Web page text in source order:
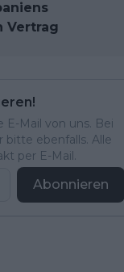
Vertrag
E-Mail von uns. Bei
bitte ebenfalls. Alle
per E-Mail.
Abonnieren